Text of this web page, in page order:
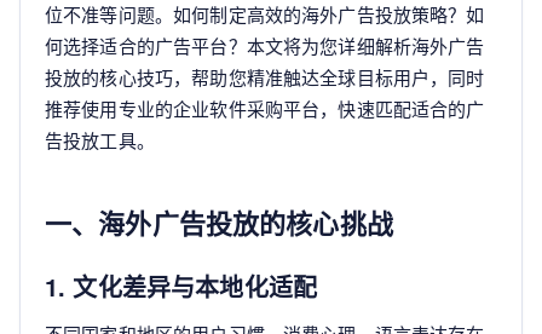
位不准等问题。如何制定高效的海外广告投放策略？如
何选择适合的广告平台？本文将为您详细解析海外广告
投放的核心技巧，帮助您精准触达全球目标用户，同时
推荐使用专业的企业软件采购平台，快速匹配适合的广
告投放工具。
一、海外广告投放的核心挑战
1. 文化差异与本地化适配